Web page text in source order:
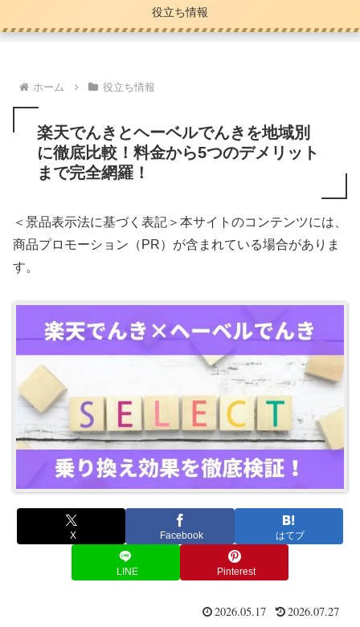
役立ち情報
ホーム 役立ち情報
楽天でんきとヘーベルでんきを地域別
に徹底比較！料金から5つのデメリット
まで完全網羅！
＜景品表示法に基づく表記＞本サイトのコンテンツには、
商品プロモーション（PR）が含まれている場合がありま
す。
X Facebook はてブ
LINE Pinterest
2026.05.17 2026.07.27